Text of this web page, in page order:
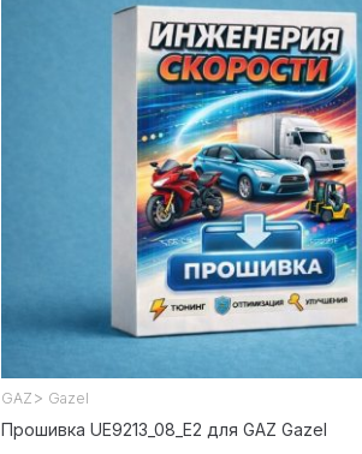
GAZ > Gazel
Прошивка UE9213_08_E2 для GAZ Gazel